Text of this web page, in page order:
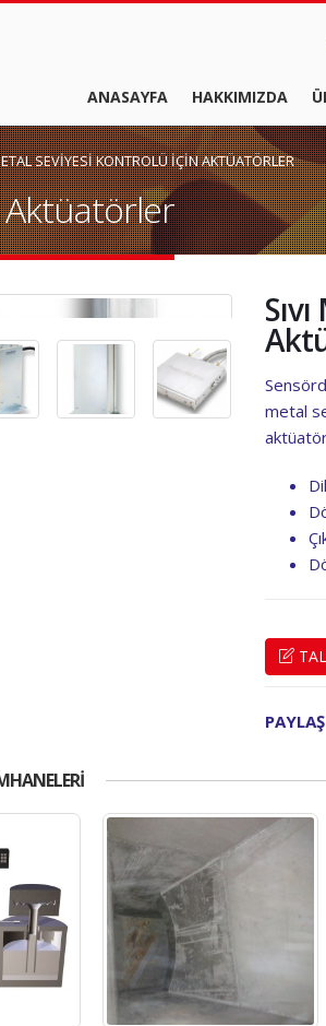
ANASAYFA HAKKIMIZDA
SEVIYESI KONTROLÜ İÇIN AKTÜATÖRLER
Aktüatörler
metal
PAYLAŞ